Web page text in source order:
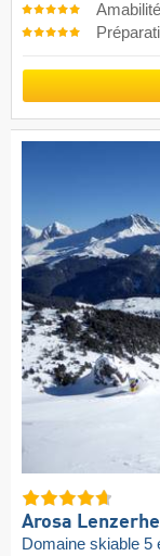
Arosa
Domaine skiable 5